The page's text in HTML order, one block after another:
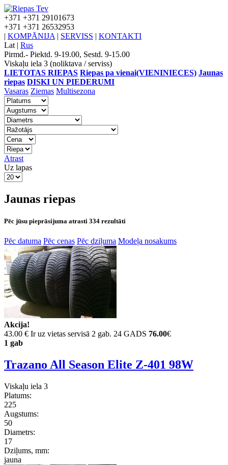
+371 +371 29101673
+371 +371 26532953
| KOMPĀNIJA | SERVISS | KONTAKTI
Lat | Rus
Pirmd.- Piektd. 9-19.00, Sestd. 9-15.00
Viskaļu iela 3 (noliktava / serviss)
LIETOTAS RIEPAS Riepas pa vienai(VIENINIECES) Jaunas
riepas DISKI UN PIEDERUMI
Vasaras Ziemas Multisezona
Atrast
Uz lapas
Jaunas riepas
Pēc jūsu pieprāsijuma atrasti 334 rezultāti
Pēc datuma Pēc cenas Pēc dziļuma Modeļa nosakums
Akcija!
43.00 € Ir uz vietas servisā 2 gab. 24 GADS 76.00€
1 gab
Trazano All Season Elite Z-401 98W
Viskaļu iela 3
Platums:
225
Augstums:
50
Diametrs:
17
Dziļums, mm:
jauna